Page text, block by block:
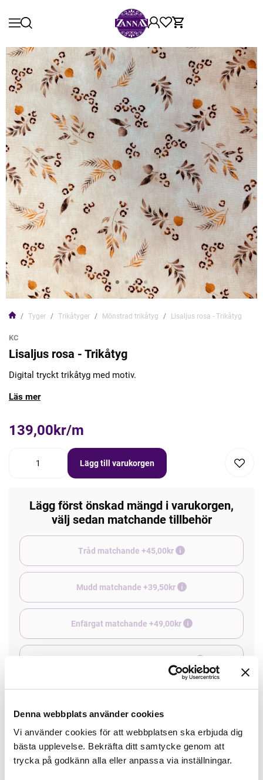
Denna webbplats använder cookies
Vi använder cookies för att webbplatsen ska erbjuda dig
bästa upplevelse. Bekräfta ditt samtycke genom att
trycka på godkänn alla eller anpassa via inställningar.
Tyger Trikåtyger Mönstrad trikåtyg Lisaljus rosa - Trikåtyg
KC
Lisaljus rosa - Trikåtyg
Digital tryckt trikåtyg med motiv.
Läs mer
139,00kr/m
Lägg till varukorgen
Lägg först önskad mängd i varukorgen,
välj sedan matchande tillbehör
Tråd matchande +45,00kr
Mudd matchande +39,50kr
Enfärgat matchande +49,00kr
Finns i lager
Artikelnr: 1871318